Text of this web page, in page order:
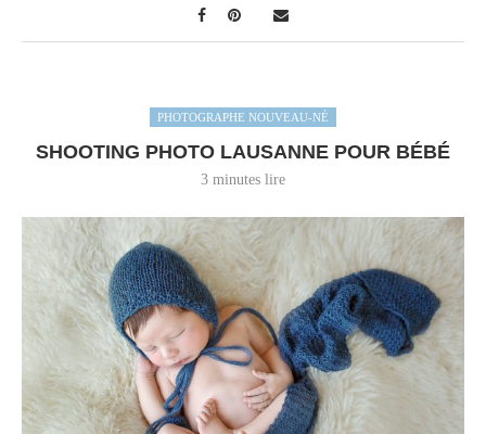
PHOTOGRAPHE NOUVEAU-NÉ
SHOOTING PHOTO LAUSANNE POUR BÉBÉ
3 minutes lire